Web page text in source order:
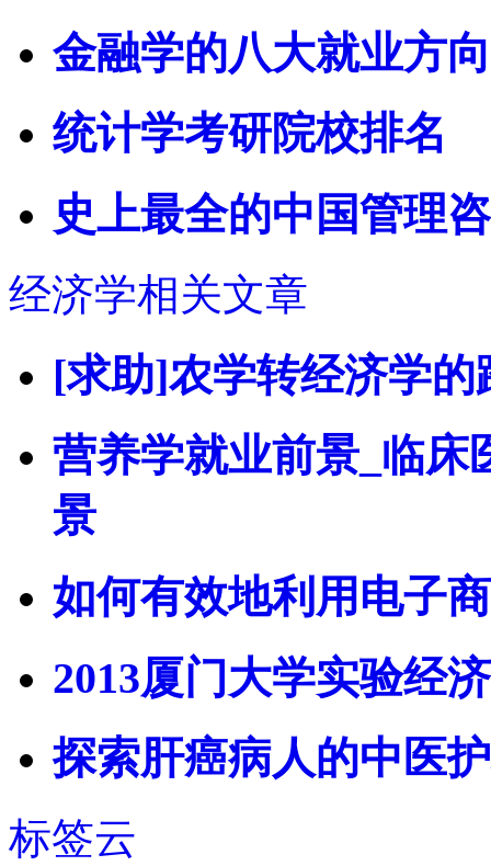
金融学的八大就业方
统计学考研院校排名
史上最全的中国管理
经济学相关文章
[求助]农学转经济学的
营养学就业前景_临床
景
如何有效地利用电子
2013厦门大学实验经
探索肝癌病人的中医
标签云